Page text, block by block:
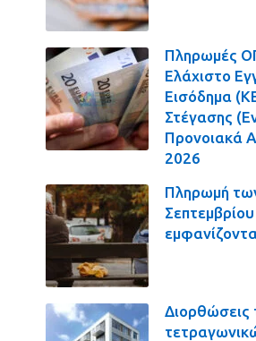
Πληρωμές
Ελάχιστο
Εισόδημα
Στέγασης
Προνοιακά
2026
Πληρωμή
Διορθώσεις